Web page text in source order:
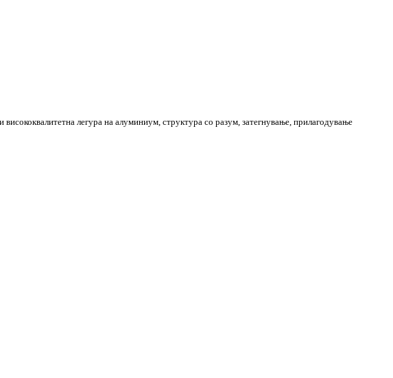
легура на алуминиум, структура со разум, затегнување, прилагодување